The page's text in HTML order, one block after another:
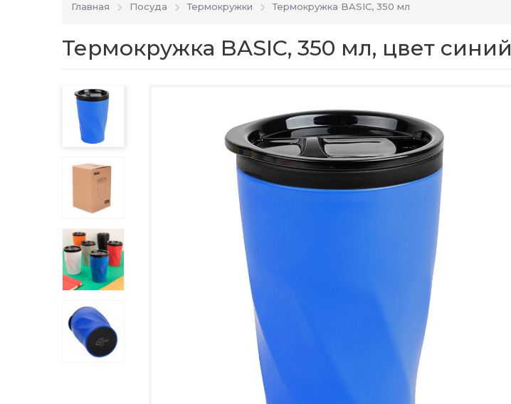
Главная Посуда Термокружки Термокружка BASIC, 350 мл
Термокружка BASIC, 350 мл, цвет синий